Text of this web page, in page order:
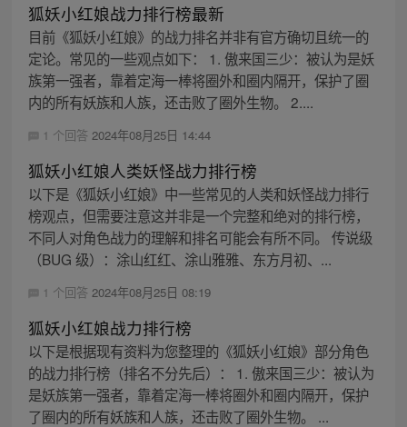
狐妖小红娘战力排行榜最新
目前《狐妖小红娘》的战力排名并非有官方确切且统一的
定论。常见的一些观点如下： 1. 傲来国三少：被认为是妖
族第一强者，靠着定海一棒将圈外和圈内隔开，保护了圈
内的所有妖族和人族，还击败了圈外生物。 2....
1 个回答 2024年08月25日 14:44
狐妖小红娘人类妖怪战力排行榜
以下是《狐妖小红娘》中一些常见的人类和妖怪战力排行
榜观点，但需要注意这并非是一个完整和绝对的排行榜，
不同人对角色战力的理解和排名可能会有所不同。 传说级
（BUG 级）：涂山红红、涂山雅雅、东方月初、...
1 个回答 2024年08月25日 08:19
狐妖小红娘战力排行榜
以下是根据现有资料为您整理的《狐妖小红娘》部分角色
的战力排行榜（排名不分先后）： 1. 傲来国三少：被认为
是妖族第一强者，靠着定海一棒将圈外和圈内隔开，保护
了圈内的所有妖族和人族，还击败了圈外生物。 ...